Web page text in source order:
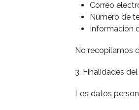
Correo
Número de
Información
No recopilamos
3. Finalidades
Los datos